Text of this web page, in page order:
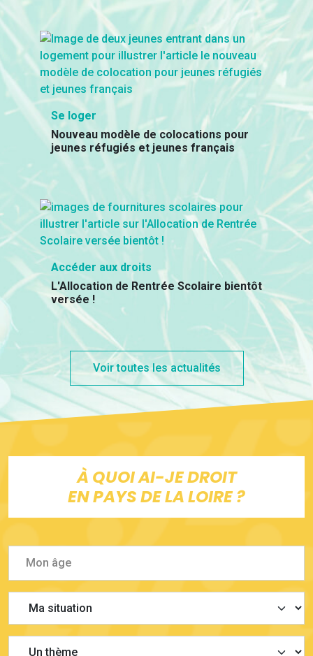
Se loger
Nouveau modèle de colocations pour
jeunes réfugiés et jeunes français
Accéder aux droits
L'Allocation de Rentrée Scolaire bientôt
versée !
Voir toutes les actualités
À QUOI AI-JE DROIT
EN PAYS DE LA LOIRE ?